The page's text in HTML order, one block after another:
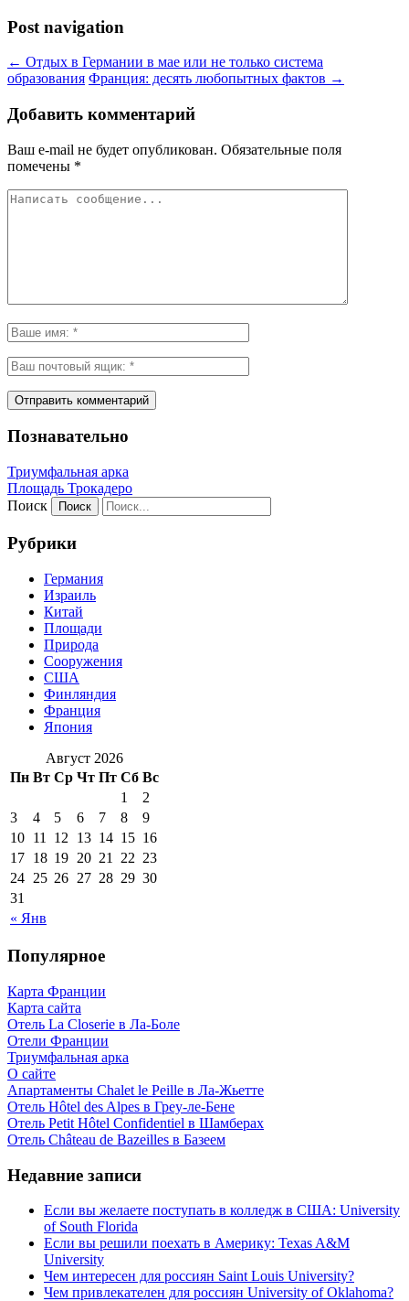
Post navigation
← Отдых в Германии в мае или не только система
образования Франция: десять любопытных фактов →
Добавить комментарий
Ваш e-mail не будет опубликован. Обязательные поля
помечены *
Познавательно
Триумфальная арка
Площадь Трокадеро
Поиск
Рубрики
Германия
Израиль
Китай
Площади
Природа
Сооружения
США
Финляндия
Франция
Япония
Август 2026
Пн Вт Ср Чт Пт Сб Вс
« Янв
1
2
3
4 5 6 7 8
9
10 11 12 13 14 15 16
17 18 19 20 21 22 23
24 25 26 27 28 29 30
31
Популярное
Карта Франции
Карта сайта
Отель La Closerie в Ла-Боле
Отели Франции
Триумфальная арка
О сайте
Апартаменты Chalet le Peille в Ла-Жьетте
Отель Hôtel des Alpes в Греу-ле-Бене
Отель Petit Hôtel Confidentiel в Шамберах
Отель Château de Bazeilles в Базеем
Недавние записи
Если вы желаете поступать в колледж в США: University
of South Florida
Если вы решили поехать в Америку: Texas A&M
University
Чем интересен для россиян Saint Louis University?
Чем привлекателен для россиян University of Oklahoma?